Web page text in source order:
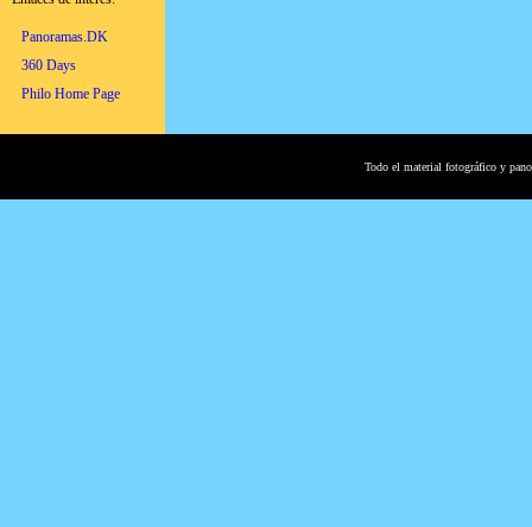
Panoramas.DK
360 Days
Philo Home Page
Todo el material fotográfico y